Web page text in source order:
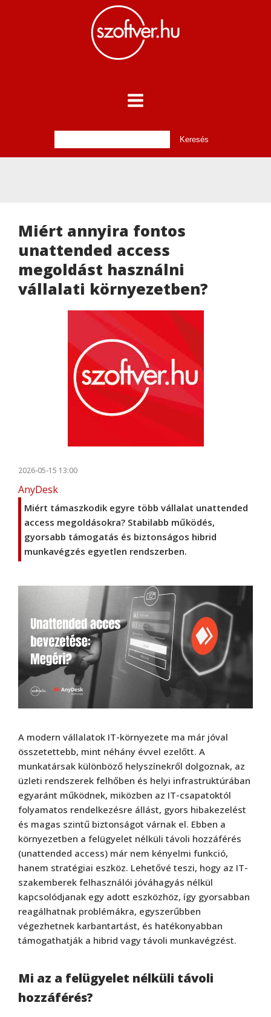
Miért annyira fontos
unattended access
megoldást használni
vállalati környezetben?
2026-05-15 13:00
AnyDesk
Miért támaszkodik egyre több vállalat unattended
access megoldásokra? Stabilabb működés,
gyorsabb támogatás és biztonságos hibrid
munkavégzés egyetlen rendszerben.
A modern vállalatok IT-környezete ma már jóval
összetettebb, mint néhány évvel ezelőtt. A
munkatársak különböző helyszínekről dolgoznak, az
üzleti rendszerek felhőben és helyi infrastruktúrában
egyaránt működnek, miközben az IT-csapatoktól
folyamatos rendelkezésre állást, gyors hibakezelést
és magas szintű biztonságot várnak el. Ebben a
környezetben a felügyelet nélküli távoli hozzáférés
(unattended access) már nem kényelmi funkció,
hanem stratégiai eszköz. Lehetővé teszi, hogy az IT-
szakemberek felhasználói jóváhagyás nélkül
kapcsolódjanak egy adott eszközhöz, így gyorsabban
reagálhatnak problémákra, egyszerűbben
végezhetnek karbantartást, és hatékonyabban
támogathatják a hibrid vagy távoli munkavégzést.
Mi az a felügyelet nélküli távoli
hozzáférés?